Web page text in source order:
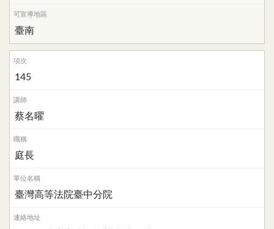
臺南
145
蔡名曜
庭長
臺灣高等法院臺中分院